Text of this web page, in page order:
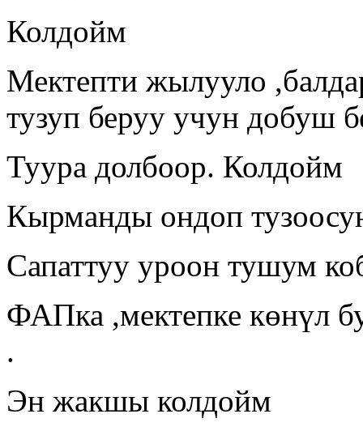
Колдойм
Мектепти жылууло
тузуп беруу учун добуш
Туура долбоор. Колдойм
Кырманды ондоп
Сапаттуу уроон тушум
ФАПка ,мектепке көнүл
.
Эн жакшы колдойм